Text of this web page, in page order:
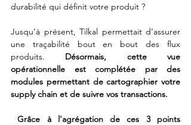
durabilité qui définit votre produit ?
Jusqu’à présent, Tilkal permettait d’assurer
une traçabilité bout en bout des flux
produits. Désormais, cette vue
opérationnelle est complétée par des
modules permettant de cartographier votre
supply chain et de suivre vos transactions.
Grâce à l'agrégation de ces 3 points